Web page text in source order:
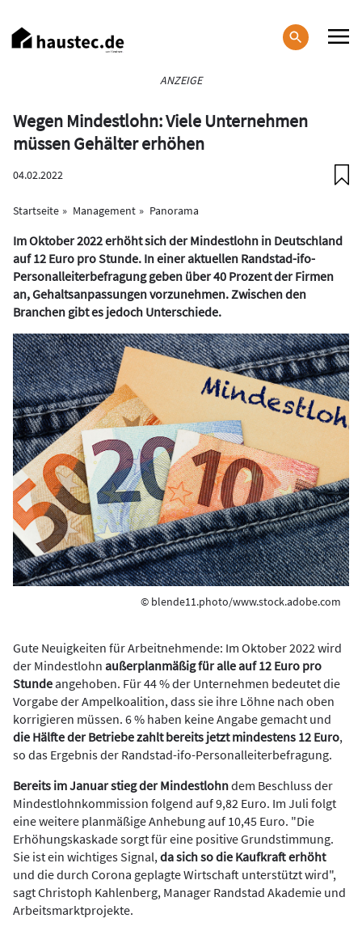
zum
Inhalt
ANZEIGE
Wegen Mindestlohn: Viele Unternehmen
müssen Gehälter erhöhen
04.02.2022
Startseite Management Panorama
Im Oktober 2022 erhöht sich der Mindestlohn in Deutschland
auf 12 Euro pro Stunde. In einer aktuellen Randstad-ifo-
Personalleiterbefragung geben über 40 Prozent der Firmen
an, Gehaltsanpassungen vorzunehmen. Zwischen den
Branchen gibt es jedoch Unterschiede.
© blende11.photo/www.stock.adobe.com
Gute Neuigkeiten für Arbeitnehmende: Im Oktober 2022 wird
der Mindestlohn außerplanmäßig für alle auf 12 Euro pro
Stundeangehoben. Für 44 % der Unternehmen bedeutet die
Vorgabe der Ampelkoalition, dass sie ihre Löhne nach oben
korrigieren müssen. 6 % haben keine Angabe gemacht und
die Hälfte der Betriebe zahlt bereits jetzt mindestens 12 Euro,
so das Ergebnis der Randstad-ifo-Personalleiterbefragung.
Bereits im Januar stieg der Mindestlohndem Beschluss der
Mindestlohnkommission folgend auf 9,82 Euro. Im Juli folgt
eine weitere planmäßige Anhebung auf 10,45 Euro. "Die
Erhöhungskaskade sorgt für eine positive Grundstimmung.
Sie ist ein wichtiges Signal,da sich so die Kaufkraft erhöht
und die durch Corona geplagte Wirtschaft unterstützt wird",
sagt Christoph Kahlenberg, Manager Randstad Akademie und
Arbeitsmarktprojekte.